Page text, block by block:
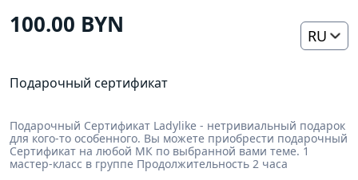
100.00 BYN RU
Подарочный сертификат
Подарочный Сертификат Ladylike - нетривиальный подарок
для кого-то особенного. Вы можете приобрести подарочный
Сертификат на любой МК по выбранной вами теме. 1
мастер-класс в группе Продолжительность 2 часа